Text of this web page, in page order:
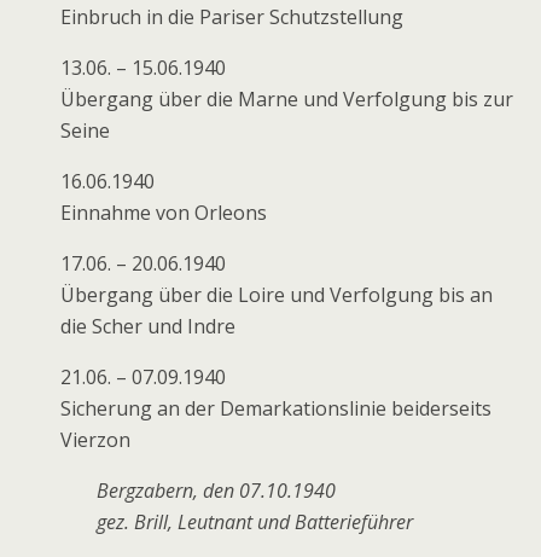
Einbruch in die Pariser Schutzstellung
13.06. – 15.06.1940
Übergang über die Marne und Verfolgung bis zur
Seine
16.06.1940
Einnahme von Orleons
17.06. – 20.06.1940
Übergang über die Loire und Verfolgung bis an
die Scher und Indre
21.06. – 07.09.1940
Sicherung an der Demarkationslinie beiderseits
Vierzon
Bergzabern, den 07.10.1940
gez. Brill, Leutnant und Batterieführer